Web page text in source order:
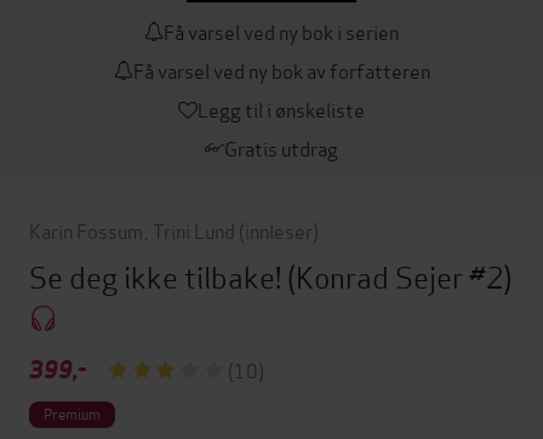
Få varsel ved ny bok i serien
Få varsel ved ny bok av forfatteren
Legg til i ønskeliste
Gratis utdrag
Karin Fossum Trini Lund (innleser)
Se deg ikke tilbake! (Konrad Sejer #2)
399,- (10)
Premium